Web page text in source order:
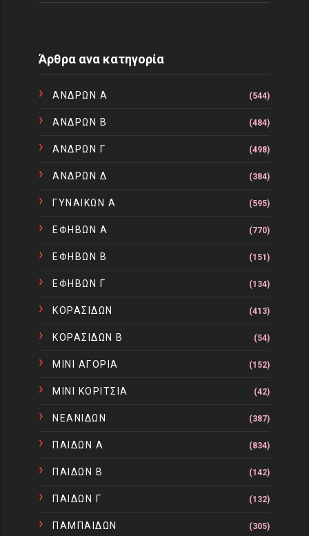
Άρθρα ανα κατηγορία
ΑΝΔΡΩΝ Α (544)
ΑΝΔΡΩΝ Β (484)
ΑΝΔΡΩΝ Γ (498)
ΑΝΔΡΩΝ Δ (384)
ΓΥΝΑΙΚΩΝ Α (595)
ΕΦΗΒΩΝ Α (770)
ΕΦΗΒΩΝ Β (151)
ΕΦΗΒΩΝ Γ (134)
ΚΟΡΑΣΙΔΩΝ (413)
ΚΟΡΑΣΙΔΩΝ Β (54)
ΜΙΝΙ ΑΓΟΡΙΑ (152)
ΜΙΝΙ ΚΟΡΙΤΣΙΑ (42)
ΝΕΑΝΙΔΩΝ (387)
ΠΑΙΔΩΝ Α (834)
ΠΑΙΔΩΝ Β (142)
ΠΑΙΔΩΝ Γ (132)
ΠΑΜΠΑΙΔΩΝ (305)